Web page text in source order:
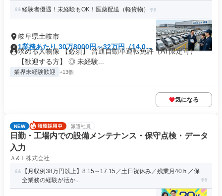
経験者優遇！未経験もOK！医薬配送（軽貨物）
岐阜県土岐市
1業務あたり 30万8000円～32万円（14,000
円（税込）/日 -1分）
求める人物像 【必須】 普通自動車運転免許（AT限定可）
【歓迎する方】 ◎ 未経験...
業界未経験歓迎 +13個
気になる
NEW 派遣社員
日勤・工場内での設備メンテナンス・保守点検・データ
入力
Ａ&Ｉ株式会社
【月収例38万円以上】8:15～17:15／土日祝休み／残業月40ｈ／保
全業務の経験が活か...